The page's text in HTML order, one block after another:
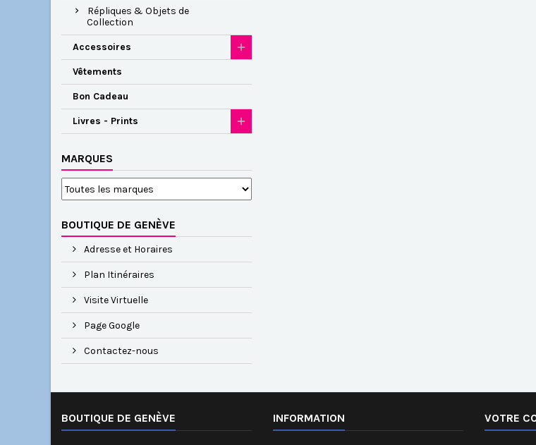
Répliques & Objets de
Collection
Accessoires
Vêtements
Bon Cadeau
Livres - Prints
MARQUES
BOUTIQUE DE GENÈVE
Adresse et Horaires
Plan Itinéraires
Visite Virtuelle
Page Google
Contactez-nous
BOUTIQUE DE GENÈVE INFORMATION VOTRE